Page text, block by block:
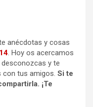
anécdotas y cosas
. Hoy os acercamos
y te
con tus amigos. Si te
¡Te